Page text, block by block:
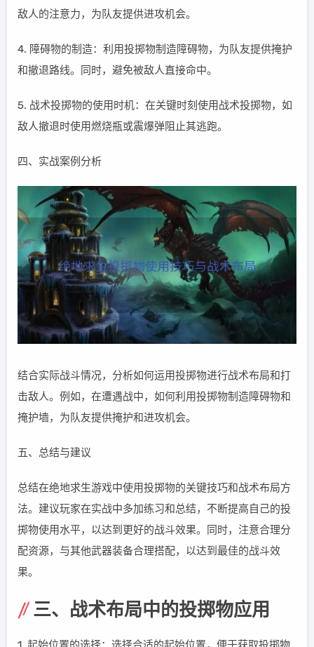
敌人的注意力，为队友提供进攻机会。
4. 障碍物的制造：利用投掷物制造障碍物，为队友提供掩护
和撤退路线。同时，避免被敌人直接命中。
5. 战术投掷物的使用时机：在关键时刻使用战术投掷物，如
敌人撤退时使用燃烧瓶或震爆弹阻止其逃跑。
四、实战案例分析
结合实际战斗情况，分析如何运用投掷物进行战术布局和打
击敌人。例如，在遭遇战中，如何利用投掷物制造障碍物和
掩护墙，为队友提供掩护和进攻机会。
五、总结与建议
总结在绝地求生游戏中使用投掷物的关键技巧和战术布局方
法。建议玩家在实战中多加练习和总结，不断提高自己的投
掷物使用水平，以达到更好的战斗效果。同时，注意合理分
配资源，与其他武器装备合理搭配，以达到最佳的战斗效
果。
三、战术布局中的投掷物应用